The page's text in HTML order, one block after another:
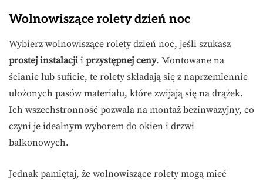
Wolnowiszące rolety dzień noc
Wybierz wolnowiszące rolety dzień noc, jeśli szukasz
prostej instalacji i przystępnej ceny. Montowane na
ścianie lub suficie, te rolety składają się z naprzemiennie
ułożonych pasów materiału, które zwijają się na drążek.
Ich wszechstronność pozwala na montaż bezinwazyjny, co
czyni je idealnym wyborem do okien i drzwi
balkonowych.
Jednak pamiętaj, że wolnowiszące rolety mogą mieć